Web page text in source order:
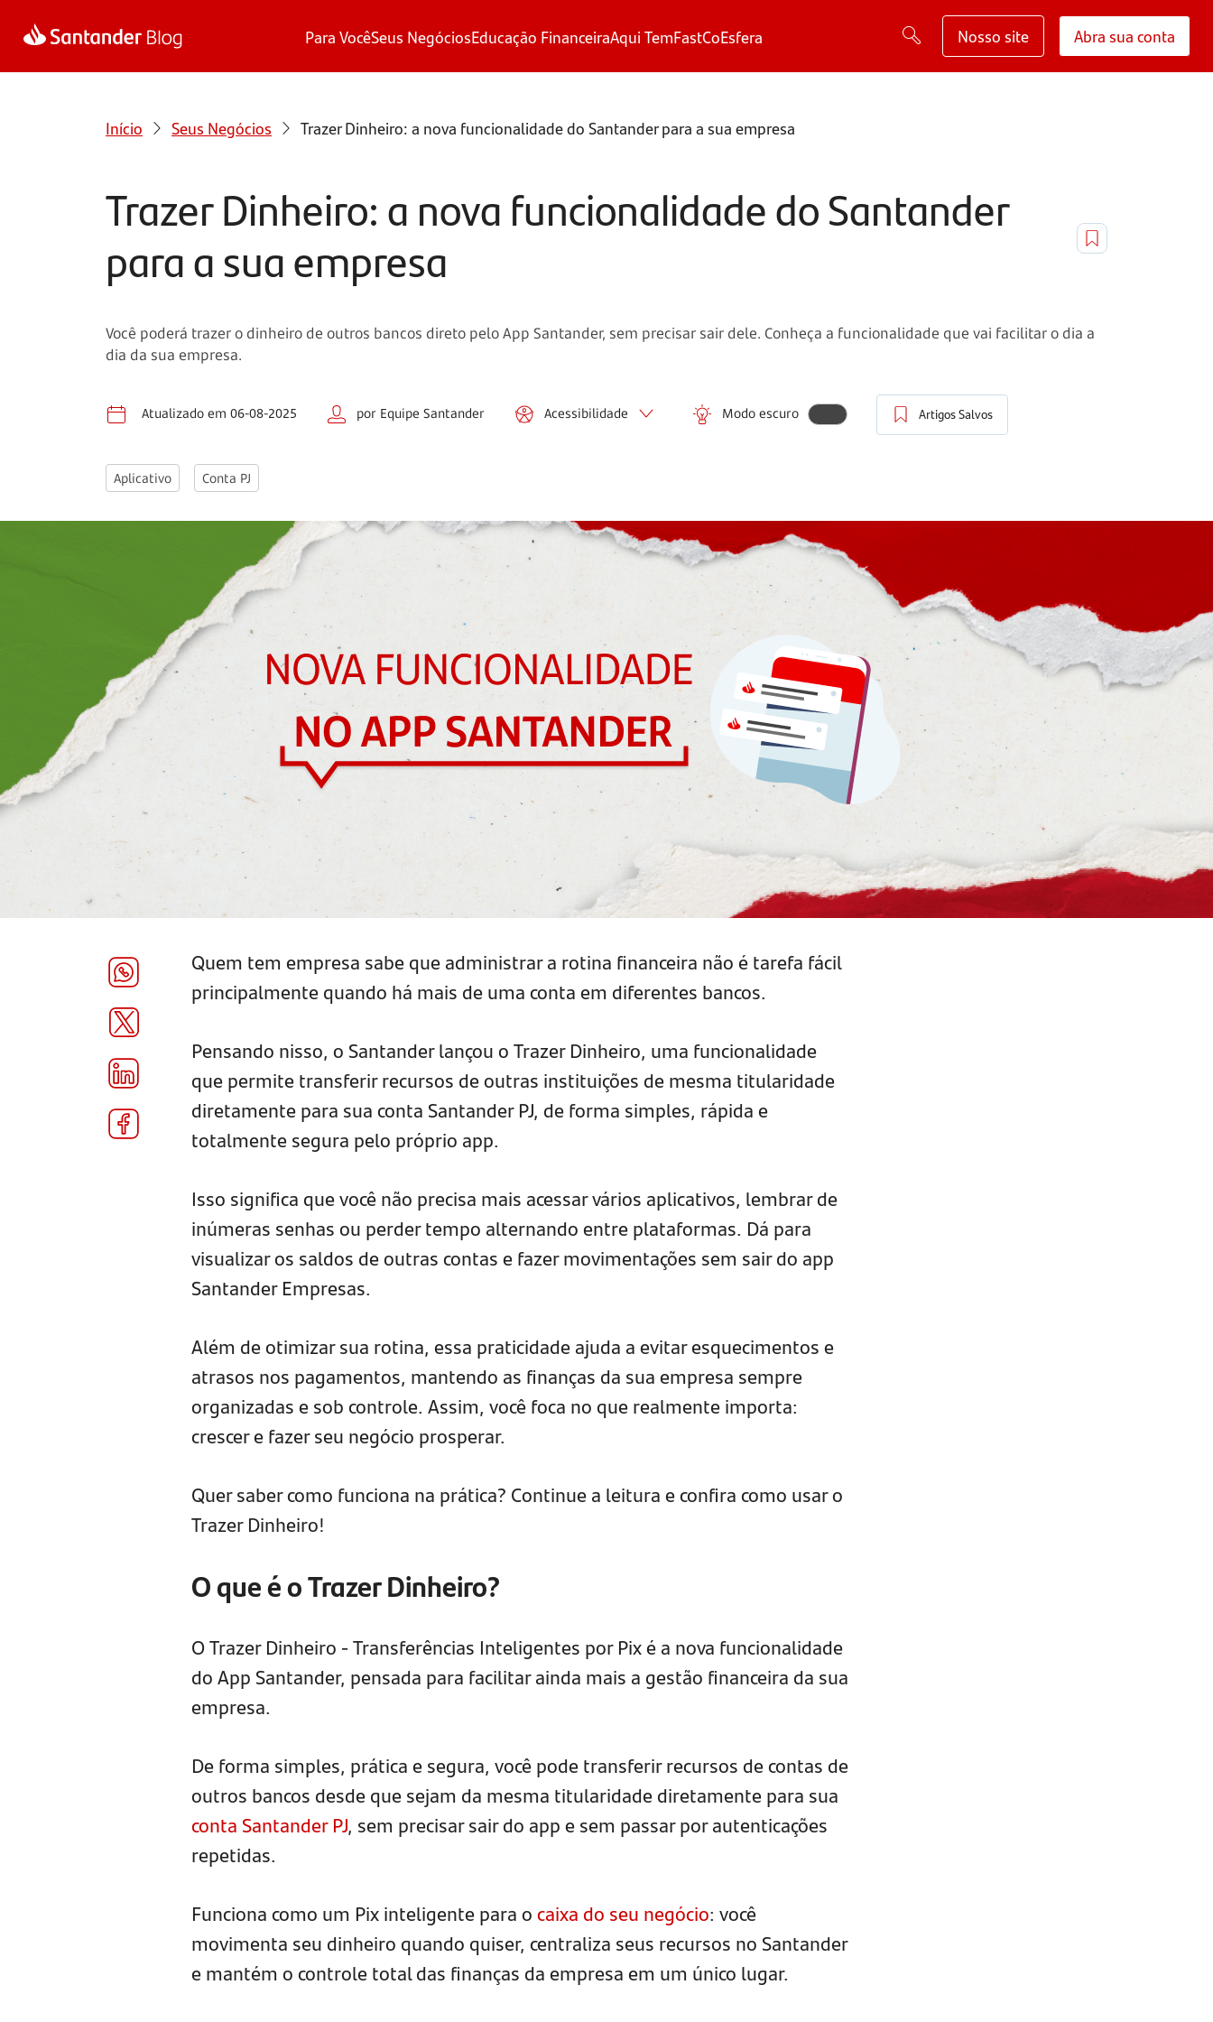
Para VocêSeus NegóciosEducação FinanceiraAqui TemFastCoEsfera Nosso site Abra sua conta
Início Seus Negócios Trazer Dinheiro: a nova funcionalidade do Santander para a sua empresa
Trazer Dinheiro: a nova funcionalidade do Santander
para a sua empresa
Você poderá trazer o dinheiro de outros bancos direto pelo App Santander, sem precisar sair dele. Conheça a funcionalidade que vai facilitar o dia a
dia da sua empresa.
Atualizado em 06-08-2025 por Equipe Santander Acessibilidade Modo escuro Artigos Salvos
Aplicativo Conta PJ
Quem tem empresa sabe que administrar a rotina financeira não é tarefa fácil
principalmente quando há mais de uma conta em diferentes bancos.
Pensando nisso, o Santander lançou o Trazer Dinheiro, uma funcionalidade
que permite transferir recursos de outras instituições de mesma titularidade
diretamente para sua conta Santander PJ, de forma simples, rápida e
totalmente segura pelo próprio app.
Isso significa que você não precisa mais acessar vários aplicativos, lembrar de
inúmeras senhas ou perder tempo alternando entre plataformas. Dá para
visualizar os saldos de outras contas e fazer movimentações sem sair do app
Santander Empresas.
Além de otimizar sua rotina, essa praticidade ajuda a evitar esquecimentos e
atrasos nos pagamentos, mantendo as finanças da sua empresa sempre
organizadas e sob controle. Assim, você foca no que realmente importa:
crescer e fazer seu negócio prosperar.
Quer saber como funciona na prática? Continue a leitura e confira como usar o
Trazer Dinheiro!
O que é o Trazer Dinheiro?
O Trazer Dinheiro - Transferências Inteligentes por Pix é a nova funcionalidade
do App Santander, pensada para facilitar ainda mais a gestão financeira da sua
empresa.
De forma simples, prática e segura, você pode transferir recursos de contas de
outros bancos desde que sejam da mesma titularidade diretamente para sua
conta Santander PJ, sem precisar sair do app e sem passar por autenticações
repetidas.
Funciona como um Pix inteligente para ocaixa do seu negócio: você
movimenta seu dinheiro quando quiser, centraliza seus recursos no Santander
e mantém o controle total das finanças da empresa em um único lugar.